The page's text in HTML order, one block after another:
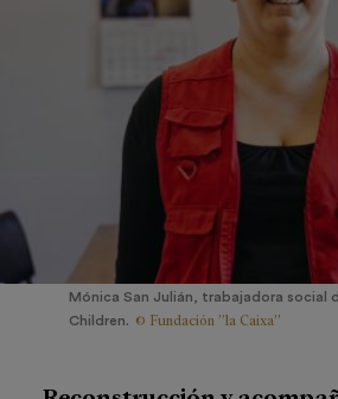
Mónica San Julián, trabajadora social
Children. © Fundación ”la Caixa”